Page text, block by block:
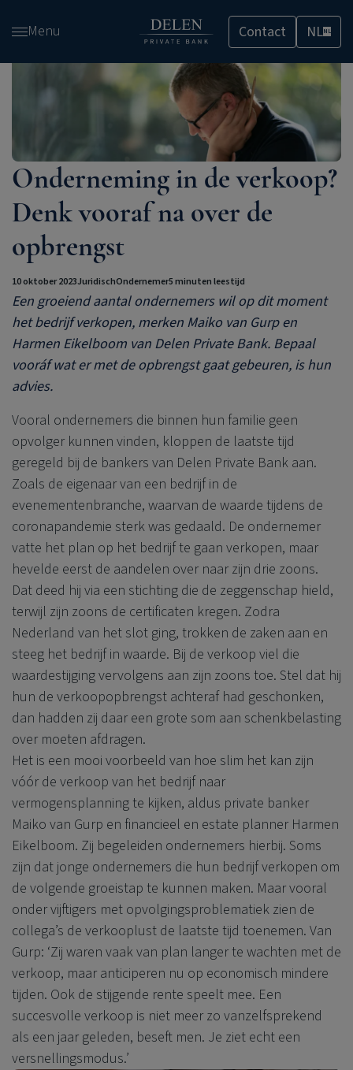
en
inhoud
Menu Contact NLNL
Onderneming in de verkoop?
Denk vooraf na over de
opbrengst
10 oktober 2023JuridischOndernemer5 minuten leestijd
Een groeiend aantal ondernemers wil op dit moment
het bedrijf verkopen, merken Maiko van Gurp en
Harmen Eikelboom van Delen Private Bank. Bepaal
vooráf wat er met de opbrengst gaat gebeuren, is hun
advies.
Vooral ondernemers die binnen hun familie geen
opvolger kunnen vinden, kloppen de laatste tijd
geregeld bij de bankers van Delen Private Bank aan.
Zoals de eigenaar van een bedrijf in de
evenementenbranche, waarvan de waarde tijdens de
coronapandemie sterk was gedaald. De ondernemer
vatte het plan op het bedrijf te gaan verkopen, maar
hevelde eerst de aandelen over naar zijn drie zoons.
Dat deed hij via een stichting die de zeggenschap hield,
terwijl zijn zoons de certificaten kregen. Zodra
Nederland van het slot ging, trokken de zaken aan en
steeg het bedrijf in waarde. Bij de verkoop viel die
waardestijging vervolgens aan zijn zoons toe. Stel dat hij
hun de verkoopopbrengst achteraf had geschonken,
dan hadden zij daar een grote som aan schenkbelasting
over moeten afdragen.
Het is een mooi voorbeeld van hoe slim het kan zijn
vóór de verkoop van het bedrijf naar
vermogensplanning te kijken, aldus private banker
Maiko van Gurp en financieel en estate planner Harmen
Eikelboom. Zij begeleiden ondernemers hierbij. Soms
zijn dat jonge ondernemers die hun bedrijf verkopen om
de volgende groeistap te kunnen maken. Maar vooral
onder vijftigers met opvolgingsproblematiek zien de
collega’s de verkooplust de laatste tijd toenemen. Van
Gurp: ‘Zij waren vaak van plan langer te wachten met de
verkoop, maar anticiperen nu op economisch mindere
tijden. Ook de stijgende rente speelt mee. Een
succesvolle verkoop is niet meer zo vanzelfsprekend
als een jaar geleden, beseft men. Je ziet echt een
versnellingsmodus.’